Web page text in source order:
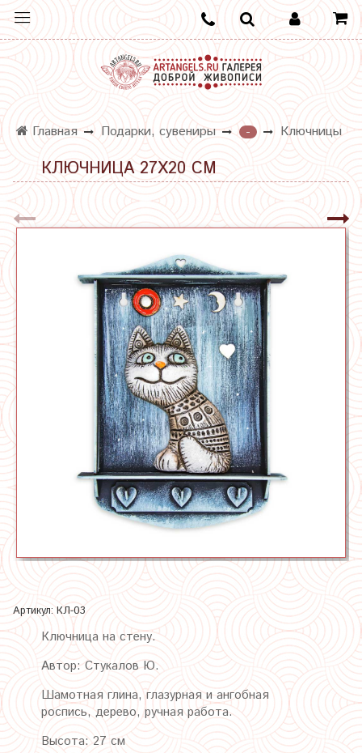
Главная Подарки, сувениры - Ключницы
КЛЮЧНИЦА 27Х20 СМ
Артикул: КЛ-03
Ключница на стену.
Автор: Стукалов Ю.
Шамотная глина, глазурнаяи ангобная
роспись, дерево, ручная работа.
Высота: 27 см